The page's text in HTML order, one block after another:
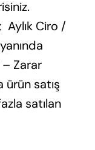
Aylık Ciro /
Zarar
ürün satış
satılan